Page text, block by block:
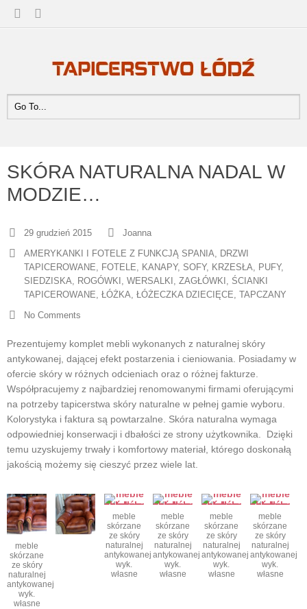
SKÓRA NATURALNA NADAL W
MODZIE…
29 grudzień 2015 Joanna
AMERYKANKI I FOTELE Z FUNKCJĄ SPANIA, DRZWI
TAPICEROWANE, FOTELE, KANAPY, SOFY, KRZESŁA, PUFY,
SIEDZISKA, ROGÓWKI, WERSALKI , ZAGŁÓWKI, ŚCIANKI
TAPICEROWANE, ŁÓŻKA, ŁÓŻECZKA DZIECIĘCE, TAPCZANY
No Comments
Prezentujemy komplet mebli wykonanych z naturalnej skóry
antykowanej, dającej efekt postarzenia i cieniowania. Posiadamy w
ofercie skóry w różnych odcieniach oraz o różnej fakturze.
Współpracujemy z najbardziej renomowanymi firmami oferującymi
na potrzeby tapicerstwa skóry naturalne w pełnej gamie wyboru.
Kolorystyka i faktura są powtarzalne. Skóra naturalna wymaga
odpowiedniej konserwacji i dbałości ze strony użytkownika. Dzięki
temu uzyskujemy trwały i komfortowy materiał, którego doskonałą
jakością możemy się cieszyć przez wiele lat.
meble
skórzane
ze skóry
naturalnej
antykowanej
wyk.
własne
meble
skórzane
ze skóry
naturalnej
antykowanej
wyk.
własne
meble
skórzane
ze skóry
naturalnej
antykowanej
wyk.
własne
meble
skórzane
ze skóry
naturalnej
antykowanej
wyk.
własne
meble
skórzane
ze skóry
naturalnej
antykowanej
wyk.
własne